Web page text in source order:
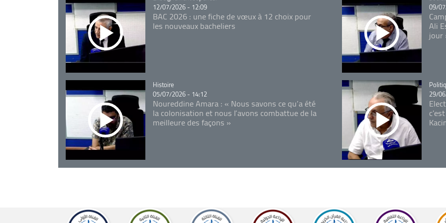
12/07/2026 - 12:09
BAC 2026 : une fiche de vœux à 12 choix pour
les nouveaux bacheliers
09/
Ali
jour
Catégorie
Histoire
05/07/2026 - 14:12
Noureddine Amara : « Nous savons ce qu’a été
la colonisation et nous l’avons combattue de la
meilleure des façons »
29/